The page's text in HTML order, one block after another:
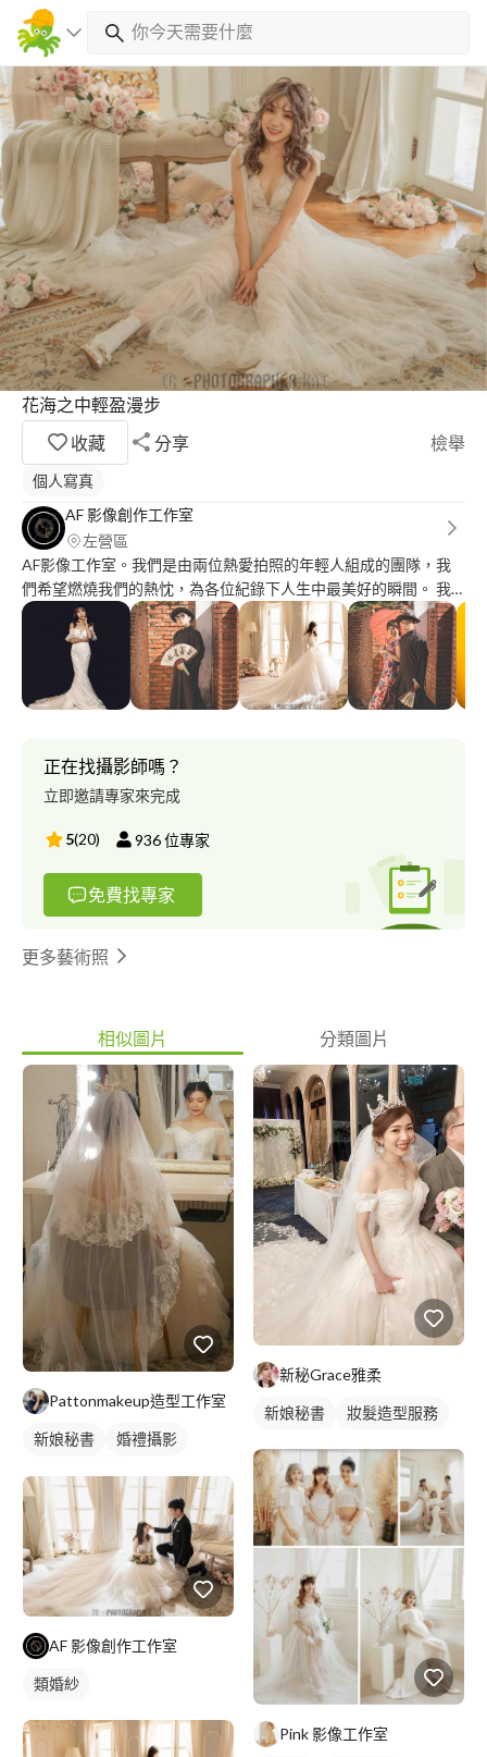
花海之中輕盈漫步
收藏
分享 檢舉
個人寫真
AF 影像創作工作室
左營區
AF影像工作室。我們是由兩位熱愛拍照的年輕人組成的團隊，我
們希望燃燒我們的熱忱，為各位紀錄下人生中最美好的瞬間。 我
們是 ： 回憶錄製師? 你的回憶 由我紀錄 活動紀錄、婚禮紀錄、情
侶寫真、動物寫真等等各類攝影案件。 IG:
https://www.instagram.com/photographer.kai/
https://instagram.com/costa.com_photography?
igshid=YmMyMTA2M2Y=
正在找攝影師嗎？
立即邀請專家來完成
5(20) 936位專家
免費找專家
更多藝術照
相似圖片 分類圖片
Pattonmakeup造型工作室
新娘秘書
婚禮攝影
AF 影像創作工作室
類婚紗
新秘Grace雅柔
新娘秘書 妝髮造型服務
Pink 影像工作室